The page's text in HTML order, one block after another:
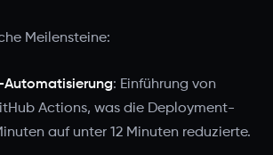
Meilensteine:
Automatisierung: Einführung von
Actions, was die Deployment-
auf unter 12 Minuten reduzierte.